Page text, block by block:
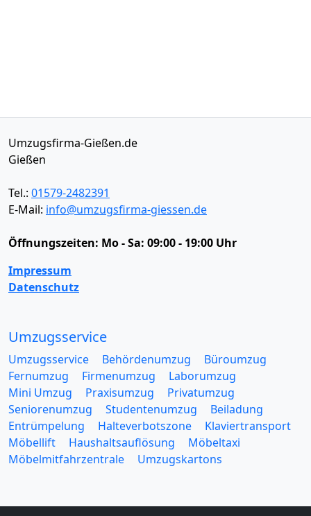
Umzugsfirma-Gießen.de
Gießen
Tel.: 01579-2482391
E-Mail: info@umzugsfirma-giessen.de
Öffnungszeiten: Mo - Sa: 09:00 - 19:00 Uhr
Impressum
Datenschutz
Umzugsservice
Umzugsservice Behördenumzug
Büroumzug
Fernumzug
Firmenumzug
Laborumzug
Mini Umzug
Praxisumzug
Privatumzug
Seniorenumzug
Studentenumzug
Beiladung
Entrümpelung
Halteverbotszone
Klaviertransport
Möbellift
Haushaltsauflösung
Möbeltaxi
Möbelmitfahrzentrale
Umzugskartons